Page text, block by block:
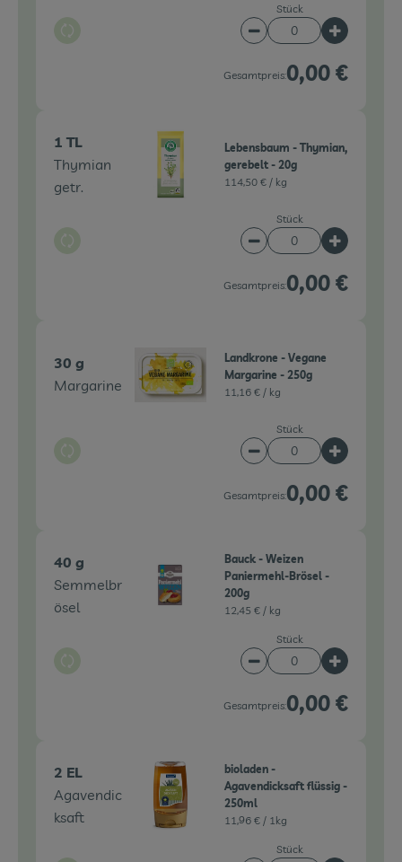
Auswahl ändern
Stück
Artikelanzahl
Gesamtpreis:0,00 €
1 TL
Thymian
getr.
Auswahl ändern
Lebensbaum - Thymian,
gerebelt - 20g
114,50 € / kg
Stück
Artikelanzahl
Gesamtpreis:0,00 €
30 g
Margarine
Auswahl ändern
Landkrone - Vegane
Margarine - 250g
11,16 € / kg
Stück
Artikelanzahl
Gesamtpreis:0,00 €
40 g
Semmelbr
ösel
Auswahl ändern
Bauck - Weizen
Paniermehl-Brösel -
200g
12,45 € / kg
Stück
Artikelanzahl
Gesamtpreis:0,00 €
2 EL
Agavendic
ksaft
bioladen -
Agavendicksaft flüssig -
250ml
11,96 € / 1kg
Stück